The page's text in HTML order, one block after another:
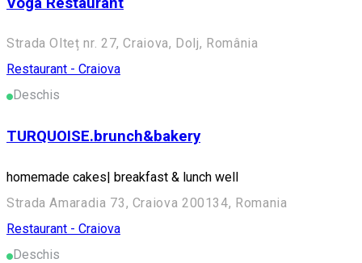
Strada Olteț nr. 27, Craiova, Dolj, România
Restaurant - Craiova
Deschis
TURQUOISE.brunch&bakery
homemade cakes| breakfast & lunch well
Strada Amaradia 73, Craiova 200134, Romania
Restaurant - Craiova
Deschis